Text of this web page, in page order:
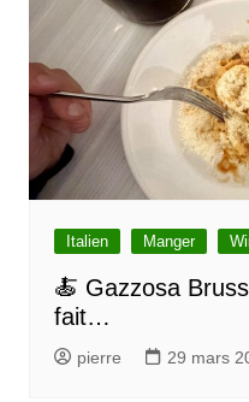
Italien Manger
🍝 Gazzosa
fait…
pierre 29 mars